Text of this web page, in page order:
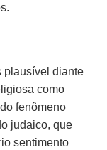
plausível diante
como
fenômeno
judaico, que
sentimento